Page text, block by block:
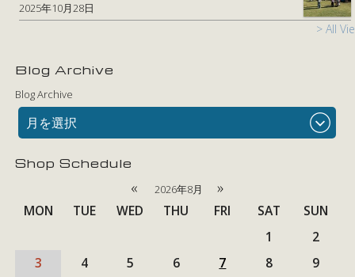
2025年10月28日
> All
Blog Archive
Blog Archive
月を選択
Shop Schedule
« 2026年8月 »
MON TUE WED THU FRI SAT
SUN
1
2
3
4 5 6 7 8
9